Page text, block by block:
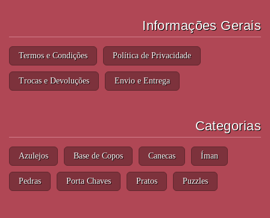
Informações Gerais
Termos e Condições Política de Privacidade
Trocas e Devoluções Envio e Entrega
Categorias
Azulejos Base de Copos Canecas Íman
Pedras Porta Chaves Pratos Puzzles